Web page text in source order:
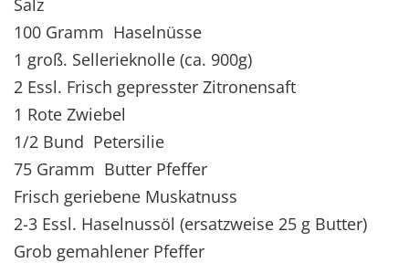
100 Gramm Haselnüsse
1 groß. Sellerieknolle (ca. 900g)
2 Essl. Frisch gepresster Zitronensaft
1 Rote Zwiebel
1/2 Bund Petersilie
75 Gramm Butter Pfeffer
Frisch geriebene Muskatnuss
2-3 Essl. Haselnussöl (ersatzweise 25 g Butter)
Grob gemahlener Pfeffer